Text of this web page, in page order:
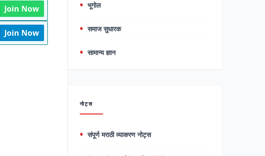
Join Now
Join Now
भूगोल
समाज सुधारक
सामान्य ज्ञान
नोट्स
संपूर्ण मराठी व्याकरण नोट्स